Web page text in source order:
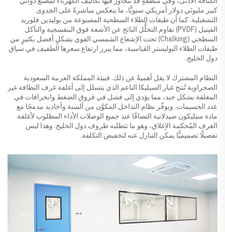
كبير مليونَي دولار أمريكي سنويًّا، ما ينعكس مباشرةً على الجدوى
التشغيلية. كما أن طبقات الطلاء السطحية المصنوعة من بوليدين فلوريد
الفينيل (PVDF) تقاوم التحلُّل الناتج عن الأشعة فوق البنفسجية والتآكل
السطحي (Chalking) تحت الإشعاع الشمسي القوي بشكلٍ أفضل بكثيرٍ من
طبقات الطلاء البوليستر القياسية، مما يبرر ارتفاع سعرها الطفيف في سياق
دول الخليج.
النظام المشترك لا يقل أهميةً عن ذلك. فبيئة المملكة العربية السعودية
الصحراوية تُنتج غبار السيليكا الناعم الذي يتسلل إلى أغلفة غرف النظافة غير
المغلقة بشكل جيد، مما يؤدي إلى فشل في فروق الضغط وانحرافات في
عدد الجسيمات. ويوفّر نظام التداخل المكوَّن من ألسنة وأخاديد مدمجًا مع
مادة سيليكون صيدلانية التصاقًا عند جميع الوصلات الأداء المطلوب لأغلفة
الغرف المُحكمة الإغلاق، وهو ما تتطلبه ظروف دول الخليج. وهذا ليس
تفصيلًا تصميميًّا يمكن التنازل عنه لتخفيض التكلفة.